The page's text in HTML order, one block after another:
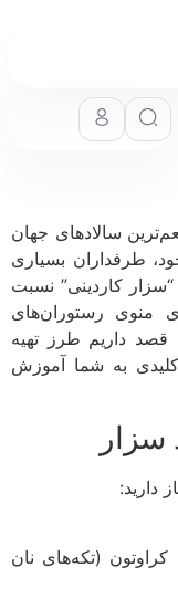
سالادهای جهان
بسیاری
کاردینی” نسبت
رستوران‌های
طرز تهیه
به شما آموزش
(تکه‌های نان